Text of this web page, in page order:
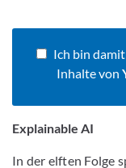
Ich bin
Inhalte von
Explainable AI
In der elften Folge